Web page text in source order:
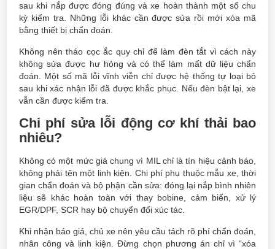
sau khi nắp được đóng đúng và xe hoàn thành một số chu
kỳ kiểm tra. Những lỗi khác cần được sửa rồi mới xóa mã
bằng thiết bị chẩn đoán.
Không nên tháo cọc ắc quy chỉ để làm đèn tắt vì cách này
không sửa được hư hỏng và có thể làm mất dữ liệu chẩn
đoán. Một số mã lỗi vĩnh viễn chỉ được hệ thống tự loại bỏ
sau khi xác nhận lỗi đã được khắc phục. Nếu đèn bật lại, xe
vẫn cần được kiểm tra.
Chi phí sửa lỗi động cơ khí thải bao
nhiêu?
Không có một mức giá chung vì MIL chỉ là tín hiệu cảnh báo,
không phải tên một linh kiện. Chi phí phụ thuộc mẫu xe, thời
gian chẩn đoán và bộ phận cần sửa: đóng lại nắp bình nhiên
liệu sẽ khác hoàn toàn với thay bobine, cảm biến, xử lý
EGR/DPF, SCR hay bộ chuyển đổi xúc tác.
Khi nhận báo giá, chủ xe nên yêu cầu tách rõ phí chẩn đoán,
nhân công và linh kiện. Đừng chọn phương án chỉ vì “xóa